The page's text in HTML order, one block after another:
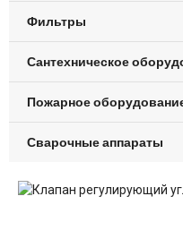
Фильтры
Сантехническое
Пожарное
Сварочные аппараты